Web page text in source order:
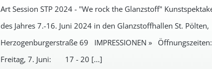
Art Session STP 2024 - "We rock the Glanzstoff"
des Jahres 7.-16. Juni 2024 in den Glanzstoffhallen St. Pölten,
Herzogenburgerstraße 69 IMPRESSIONEN » Öffnungszeiten:
Freitag, 7. Juni: 17 - 20 [...]